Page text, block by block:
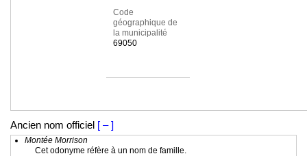
Code
géographique de
la municipalité
69050
Ancien nom officiel [ – ]
Montée Morrison
Cet odonyme réfère à un nom de famille.